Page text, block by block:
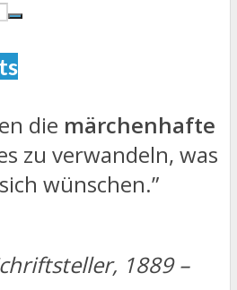
die märchenhafte
zu verwandeln, was
wünschen.”
1889 –